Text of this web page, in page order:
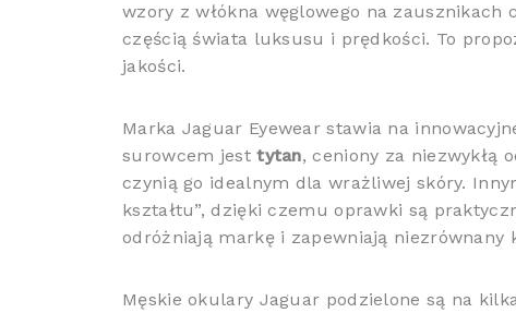
wzory z włókna węglowego na
częścią świata luksusu i prędkości. To
jakości.
Marka Jaguar Eyewear stawia na
surowcem jesttytan, ceniony za niezwykłą
czynią go idealnym dla wrażliwej skóry.
kształtu”, dzięki czemu oprawki są
odróżniają markę i zapewniają niezrównany
Męskie okulary Jaguar podzielone są na